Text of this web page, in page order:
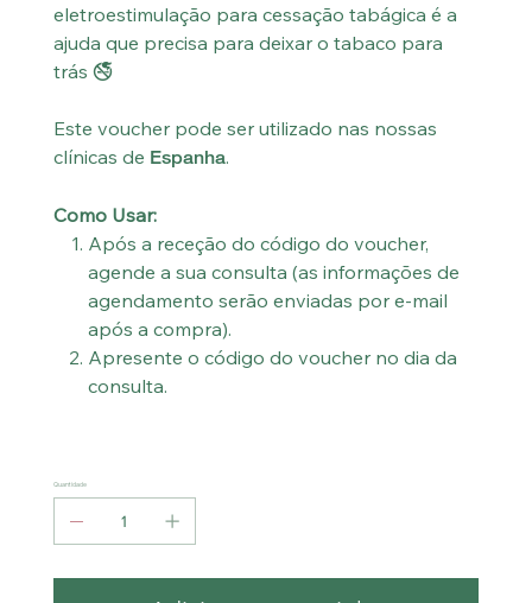
eletroestimulação para cessação tabágica é a
ajuda que precisa para deixar o tabaco para
trás 🚭
Este voucher pode ser utilizado nas nossas
clínicas de Espanha.
Como Usar:
Após a receção do código do voucher,
agende a sua consulta (as informações de
agendamento serão enviadas por e-mail
após a compra).
Apresente o código do voucher no dia da
consulta.
Quantidade